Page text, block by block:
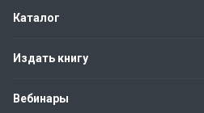
Каталог
Издать книгу
Вебинары